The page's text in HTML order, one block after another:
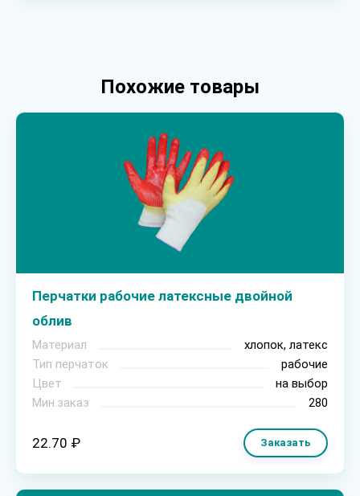
Похожие товары
Перчатки рабочие латексные двойной
облив
Материал
хлопок, латекс
Тип перчаток
рабочие
Цвет
на выбор
Мин.заказ
280
22.70 ₽ Заказать